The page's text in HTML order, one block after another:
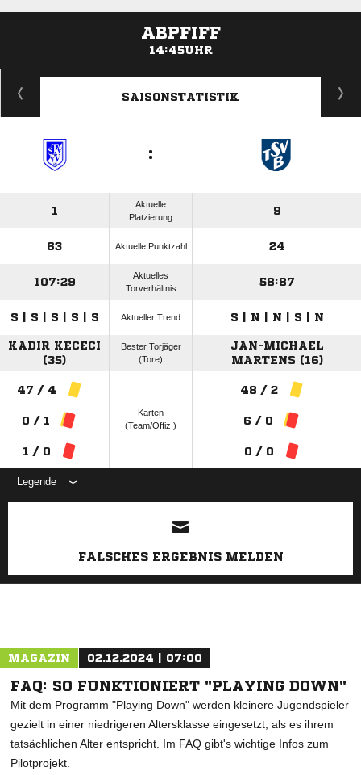
ABPFIFF
14:45UHR
ANZEIGE
SAISONSTATISTIK
:
1
Aktuelle
Platzierung
9
63 Aktuelle Punktzahl 24
107:29
Aktuelles
Torverhältnis
58:87
S | S | S | S | S Aktueller Trend S | N | N | S | N
KADIR KECECI
(35)
Bester Torjäger
(Tore)
JAN-MICHAEL
MARTENS (16)
47 / 4
0 / 1
1 / 0
Karten
(Team/Offiz.)
48 / 2
6 / 0
0 / 0
Legende
ANZEIGE
FALSCHES ERGEBNIS MELDEN
MAGAZIN 02.12.2024 | 07:00
FAQ: SO FUNKTIONIERT "PLAYING DOWN"
Mit dem Programm "Playing Down" werden kleinere Jugendspieler
gezielt in einer niedrigeren Altersklasse eingesetzt, als es ihrem
tatsächlichen Alter entspricht. Im FAQ gibt's wichtige Infos zum
Pilotprojekt.